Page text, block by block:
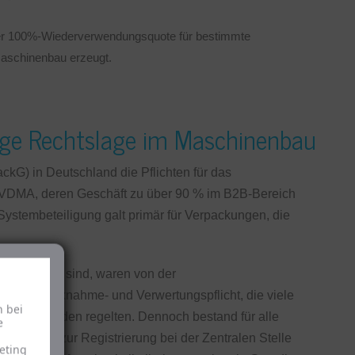
bei
100%-Wiederverwendungsquote für bestimmte
erzeugt.
Rechtslage im Maschinenbau
in Deutschland die Pflichten für das
deren Geschäft zu über 90 % im B2B-Bereich
galt primär für Verpackungen, die
üblich sind, waren von der
eine Rücknahme- und Verwertungspflicht, die viele
Kunden regelten. Dennoch bestand für alle
Pflicht zur Registrierung bei der Zentralen Stelle